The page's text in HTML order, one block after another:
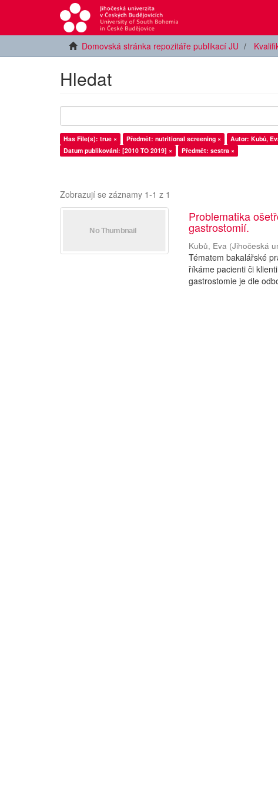
Domovská stránka repozitáře publikací JU
Hledat
Has File(s): true × Předmět: nutritional screening × Autor: Kubů,
Datum publikování: [2010 TO 2019] ×
Předmět: sestra ×
Zobrazují se záznamy 1-1 z 1
Problematika
gastrostomií.
Kubů, Eva (Jihočeská
Tématem bakalářské
říkáme pacienti či
gastrostomie je dle